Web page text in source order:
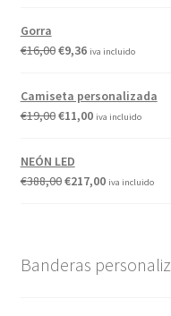
Gorra
€16,00€9,36 iva incluido
Camiseta personalizada
€19,00€11,00 iva incluido
NEÓN LED
€388,00€217,00 iva incluido
Banderas